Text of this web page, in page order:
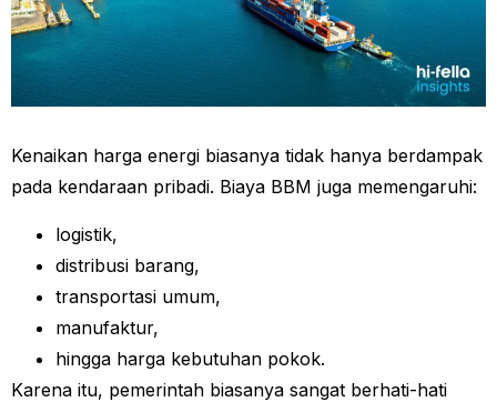
Kenaikan harga energi biasanya tidak hanya berdampak
pada kendaraan pribadi. Biaya BBM juga memengaruhi:
logistik,
distribusi barang,
transportasi umum,
manufaktur,
hingga harga kebutuhan pokok.
Karena itu, pemerintah biasanya sangat berhati-hati